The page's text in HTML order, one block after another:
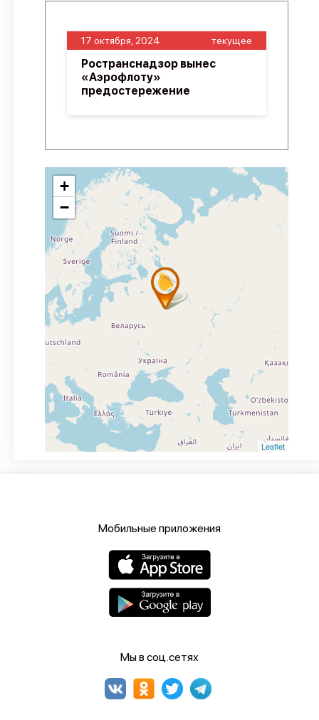
17 октября, 2024 текущее
Ространснадзор вынес
«Аэрофлоту»
предостережение
+
−
Leaflet
Мобильные приложения
Мы в соц.сетях